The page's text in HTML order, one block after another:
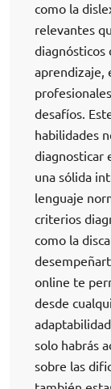
como la
relevantes
diagnósticos
aprendizaje,
desafíos.
habilidades
diagnosticar
una sólida
lenguaje
criterios
como la
online te
desde
solo habrás
sobre las